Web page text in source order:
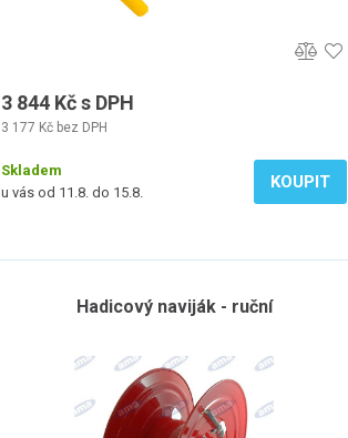
3 844 Kč s DPH
3 177 Kč bez DPH
Skladem
u vás od 11.8. do 15.8.
KOUPIT
Hadicový naviják - ruční